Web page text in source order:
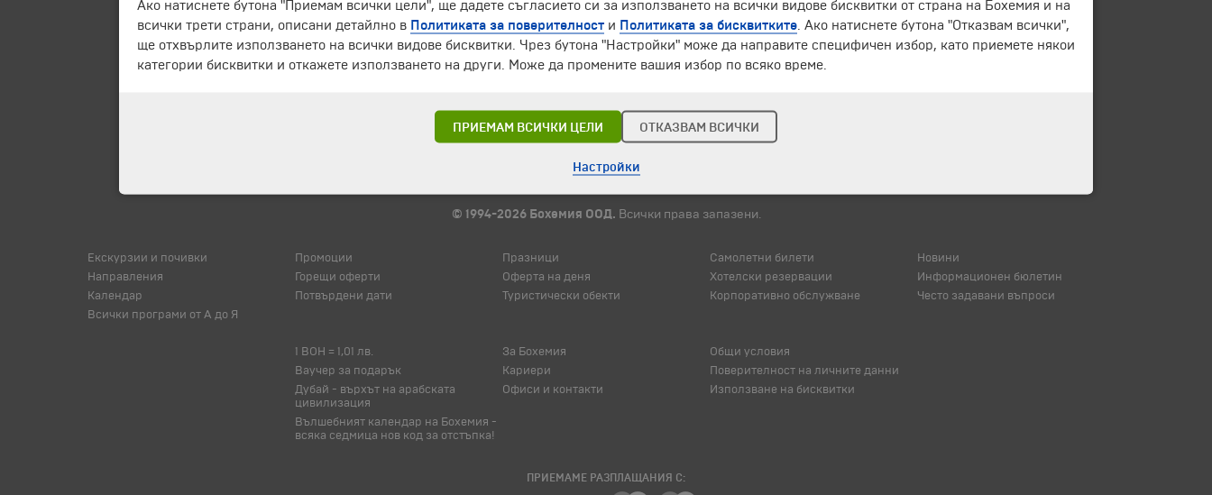
ЧЛЕН НА
© 1994-2026 Бохемия ООД. Всички права запазени.
Екскурзии и почивки
Направления
Календар
Всички програми от А до Я
Промоции
Горещи оферти
Потвърдени дати
Празници
Оферта на деня
Туристически обекти
Самолетни билети
Хотелски резервации
Корпоративно обслужване
Новини
Информационен бюлетин
Често задавани въпроси
1 BOH = 1,01 лв.
Ваучер за подарък
Дубай - върхът на арабската
цивилизация
Вълшебният календар на Бохемия -
всяка седмица нов код за отстъпка!
За Бохемия
Кариери
Офиси и контакти
Общи условия
Поверителност на личните данни
Използване на бисквитки
ПРИЕМАМЕ РАЗПЛАЩАНИЯ С:
Ако натиснете бутона "Приемам всички цели", ще дадете съгласието си за използването на всички видове бисквитки от страна на Бохемия и на
всички трети страни, описани детайлно в Политиката за поверителност и Политиката за бисквитките . Ако натиснете бутона "Отказвам всички",
ще отхвърлите използването на всички видове бисквитки. Чрез бутона "Настройки" може да направите специфичен избор, като приемете някои
категории бисквитки и откажете използването на други. Може да промените вашия избор по всяко време.
ПРИЕМАМ ВСИЧКИ ЦЕЛИ ОТКАЗВАМ ВСИЧКИ
Настройки